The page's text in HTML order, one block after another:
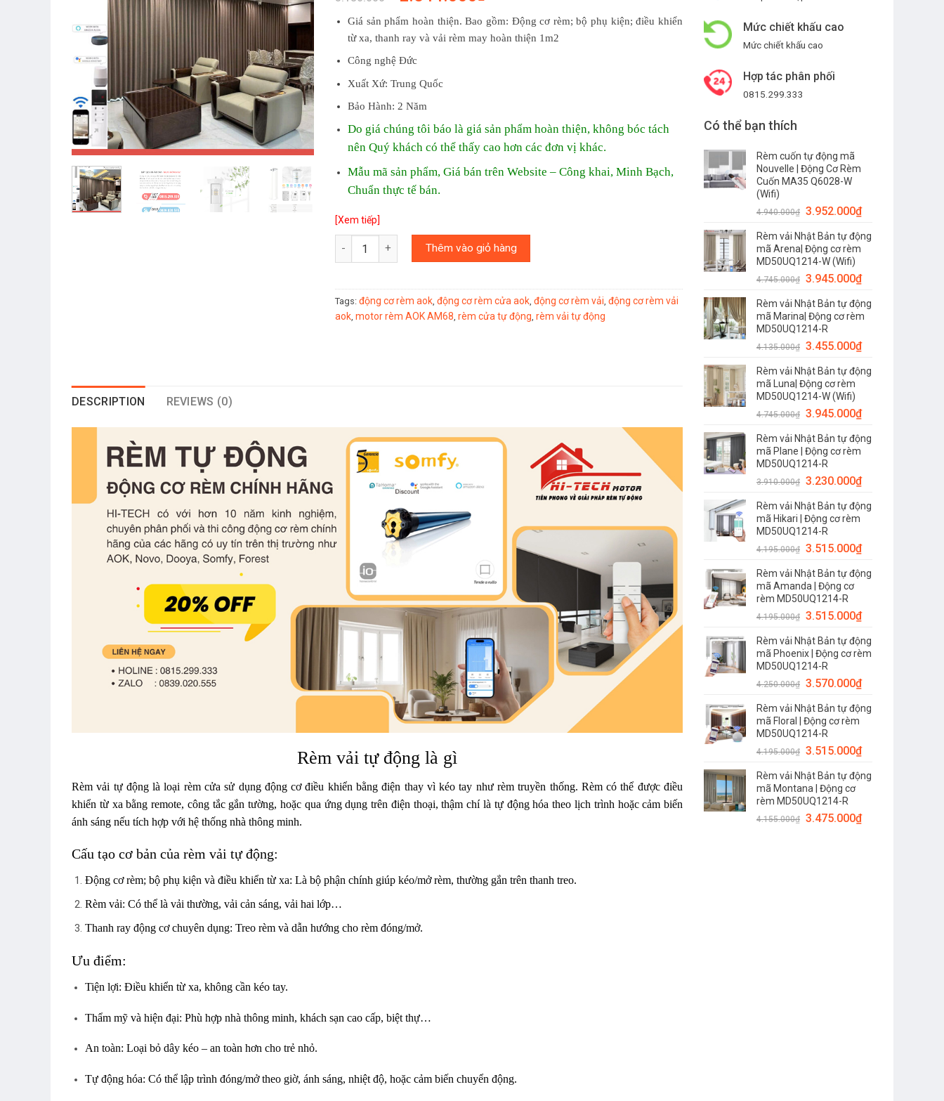
Giá sản phẩm hoàn thiện. Bao gồm: Động cơ rèm; bộ phụ kiện; điều khiển
từ xa, thanh ray và vải rèm may hoàn thiện 1m2
Công nghệ Đức
Xuất Xứ: Trung Quốc
Bảo Hành: 2 Năm
Do giá chúng tôi báo là giá sản phẩm hoàn thiện, không bóc tách
nên Quý khách có thể thấy cao hơn các đơn vị khác.
Mẫu mã sản phẩm, Giá bán trên Website – Công khai, Minh Bạch,
Chuẩn thực tế bán.
[Xem tiếp]
Quantity Thêm vào giỏ hàng
Tags: động cơ rèm aok động cơ rèm cửa aok động cơ rèm vải động cơ rèm vải
aok motor rèm AOK AM68 rèm cửa tự động rèm vải tự động
DESCRIPTION REVIEWS (0)
Rèm vải tự động là gì
Rèm vải tự độnglà loại rèm cửa sử dụng động cơ điều khiển bằng điện thay vì kéo tay như rèm truyền thống. Rèm có thể được điều
khiển từ xa bằngremote, công tắc gắn tường, hoặc qua ứng dụng trên điện thoại, thậm chí là tự động hóa theo lịch trình hoặc cảm biến
ánh sáng nếu tích hợp với hệ thống nhà thông minh.
Cấu tạo cơ bản của rèm vải tự động:
Động cơ rèm; bộ phụ kiện và điều khiển từ xa: Là bộ phận chính giúp kéo/mở rèm, thường gắn trên thanh treo.
Rèm vải: Có thể là vải thường, vải cản sáng, vải hai lớp…
Thanh ray động cơ chuyên dụng: Treo rèm và dẫn hướng cho rèm đóng/mở.
Ưu điểm:
Tiện lợi: Điều khiển từ xa, không cần kéo tay.
Thẩm mỹ và hiện đại: Phù hợp nhà thông minh, khách sạn cao cấp, biệt thự…
An toàn: Loại bỏ dây kéo – an toàn hơn cho trẻ nhỏ.
Tự động hóa: Có thể lập trình đóng/mở theo giờ, ánh sáng, nhiệt độ, hoặc cảm biến chuyển động.
Mức chiết khấu cao
Mức chiết khấu cao
Hợp tác phân phối
0815.299.333
Có thể bạn thích
Rèm cuốn tự động mã
Nouvelle | Động Cơ Rèm
Cuốn MA35 Q6028-W
(Wifi)
4.940.000₫ 3.952.000₫
Rèm vải Nhật Bản tự động
mã Arena| Động cơ rèm
MD50UQ1214-W (Wifi)
4.745.000₫ 3.945.000₫
Rèm vải Nhật Bản tự động
mã Marina| Động cơ rèm
MD50UQ1214-R
4.135.000₫ 3.455.000₫
Rèm vải Nhật Bản tự động
mã Luna| Động cơ rèm
MD50UQ1214-W (Wifi)
4.745.000₫ 3.945.000₫
Rèm vải Nhật Bản tự động
mã Plane | Động cơ rèm
MD50UQ1214-R
3.910.000₫ 3.230.000₫
Rèm vải Nhật Bản tự động
mã Hikari | Động cơ rèm
MD50UQ1214-R
4.195.000₫ 3.515.000₫
Rèm vải Nhật Bản tự động
mã Amanda | Động cơ
rèm MD50UQ1214-R
4.195.000₫ 3.515.000₫
Rèm vải Nhật Bản tự động
mã Phoenix | Động cơ rèm
MD50UQ1214-R
4.250.000₫ 3.570.000₫
Rèm vải Nhật Bản tự động
mã Floral | Động cơ rèm
MD50UQ1214-R
4.195.000₫ 3.515.000₫
Rèm vải Nhật Bản tự động
mã Montana | Động cơ
rèm MD50UQ1214-R
4.155.000₫ 3.475.000₫